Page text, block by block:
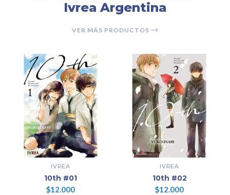
Ivrea Argentina
VER MÁS PRODUCTOS
IVREA
10th #01
$12.000
IVREA
10th #02
$12.000